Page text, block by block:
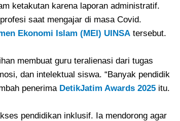
ketakutan karena laporan administratif.
saat mengajar di masa Covid.
Ekonomi Islam (MEI) UINSA tersebut.
membuat guru teralienasi dari tugas
dan intelektual siswa. “Banyak pendidik
penerima DetikJatim Awards 2025 itu.
pendidikan inklusif. Ia mendorong agar